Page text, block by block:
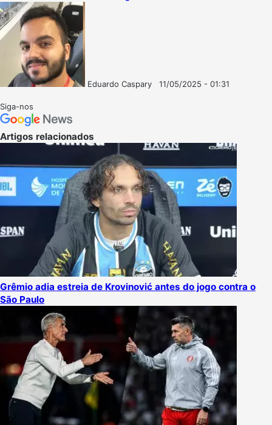
Eduardo Caspary
11/05/2025 - 01:31
Siga-nos
Artigos relacionados
Grêmio adia estreia de Krovinović antes do jogo contra o
São Paulo